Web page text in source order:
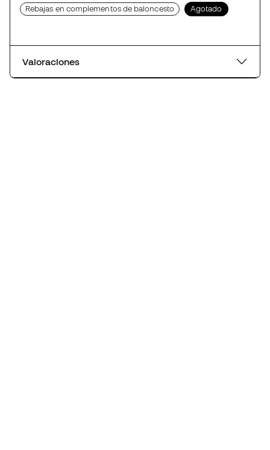
Rebajas en complementos de baloncesto Agotado
Valoraciones